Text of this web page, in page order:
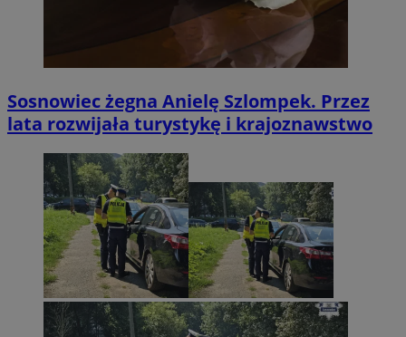
Sosnowiec żegna Anielę Szlompek. Przez
lata rozwijała turystykę i krajoznawstwo